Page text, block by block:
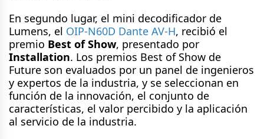
En segundo lugar, el mini decodificador de
Lumens, el OIP-N60D Dante AV-H, recibió el
premio Best of Show, presentado por
Installation. Los premios Best of Show de
Future son evaluados por un panel de ingenieros
y expertos de la industria, y se seleccionan en
función de la innovación, el conjunto de
características, el valor percibido y la aplicación
al servicio de la industria.